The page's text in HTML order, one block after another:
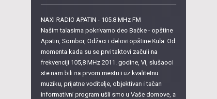
NAXI RADIO APATIN - 105.8 MHz FM
Našim talasima pokrivamo deo Bačke - opštine
Apatin, Sombor, Odžaci i delovi opštine Kula. Od
momenta kada su se prvi taktovi začuli na
frekvenciji 105,8 MHz 2011. godine, Vi, slušaoci
ste nam bili na prvom mestu i uz kvalitetnu
muziku, prijatne voditelje, objektivan i tačan
informativni program ušli smo u Vaše domove, a